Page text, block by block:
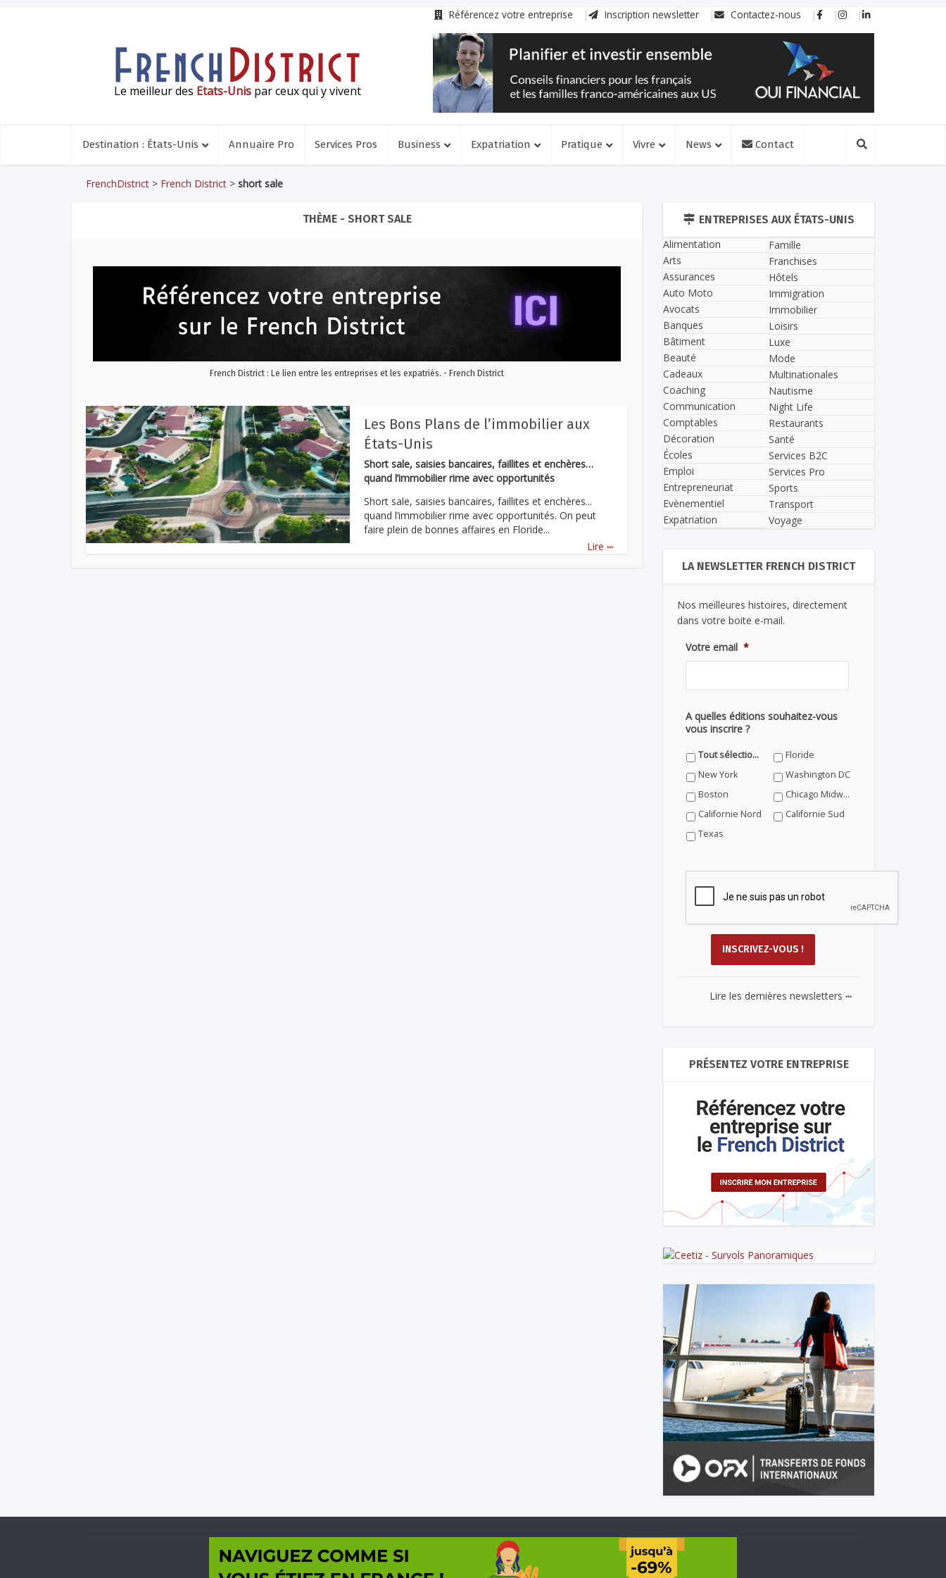
Référencez votre entreprise Inscription newsletter Contactez-nous
Le meilleur des Etats-Unis par ceux qui y vivent
Destination : États-Unis Annuaire Pro Services Pros Business Expatriation Pratique Vivre News Contact
FrenchDistrict > French District > short sale
THÈME - SHORT SALE
French District : Le lien entre les entreprises et les expatriés. - French District
Les Bons Plans de l’immobilier aux
États-Unis
Short sale, saisies bancaires, faillites et enchères…
quand l’immobilier rime avec opportunités
Short sale, saisies bancaires, faillites et enchères...
quand l’immobilier rime avec opportunités. On peut
faire plein de bonnes affaires en Floride...
Lire ...
ENTREPRISES AUX ÉTATS-UNIS
Alimentation
Arts
Assurances
Auto Moto
Avocats
Banques
Bâtiment
Beauté
Cadeaux
Coaching
Communication
Comptables
Décoration
Écoles
Emploi
Entrepreneuriat
Evènementiel
Expatriation
Famille
Franchises
Hôtels
Immigration
Immobilier
Loisirs
Luxe
Mode
Multinationales
Nautisme
Night Life
Restaurants
Santé
Services B2C
Services Pro
Sports
Transport
Voyage
LA NEWSLETTER FRENCH DISTRICT
Nos meilleures histoires, directement
dans votre boite e-mail.
Votre email *
A quelles éditions souhaitez-vous
vous inscrire ?
Tout sélectionner
Floride
New York
Washington DC
Boston
Chicago Midwest
Californie Nord
Californie Sud
Texas
Lire les dernières newsletters ...
PRÉSENTEZ VOTRE ENTREPRISE